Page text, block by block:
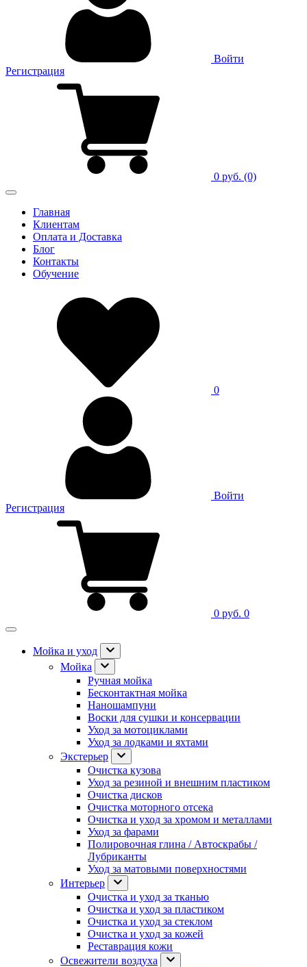
Войти
Регистрация
0 руб. (0)
Главная
Клиентам
Оплата и Доставка
Блог
Контакты
Обучение
0
Войти
Регистрация
0 руб. 0
Мойка и уход
Мойка
Ручная мойка
Бесконтактная мойка
Наношампуни
Воски для сушки и консервации
Уход за мотоциклами
Уход за лодками и яхтами
Экстерьер
Очистка кузова
Уход за резиной и внешним пластиком
Очистка дисков
Очистка моторного отсека
Очистка и уход за хромом и металлами
Уход за фарами
Полировочная глина / Автоскрабы /
Лубриканты
Уход за матовыми поверхностями
Интерьер
Очистка и уход за тканью
Очистка и уход за пластиком
Очистка и уход за стеклом
Очистка и уход за кожей
Реставрация кожи
Освежители воздуха